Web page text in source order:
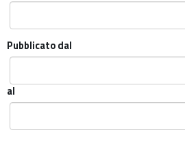
Pubblicato dal
al